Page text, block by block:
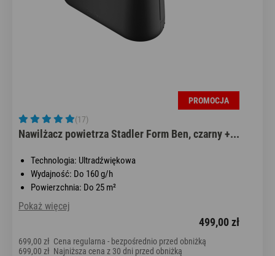
PROMOCJA
(17)
Nawilżacz powietrza Stadler Form Ben, czarny +...
Technologia: Ultradźwiękowa
Wydajność: Do 160 g/h
Powierzchnia: Do 25 m²
Pokaż więcej
499,00 zł
699,00 zł Cena regularna - bezpośrednio przed obniżką
699,00 zł Najniższa cena z 30 dni przed obniżką